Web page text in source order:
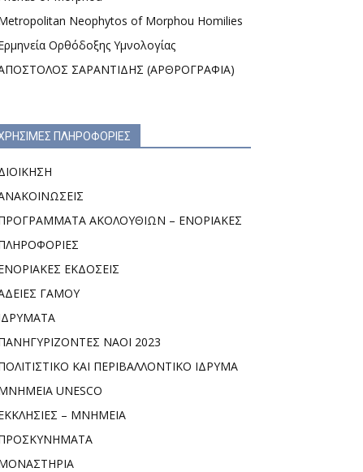
Neophytos of Morphou Homilies
Ορθόδοξης Υμνολογίας
ΣΑΡΑΝΤΙΔΗΣ (ΑΡΘΡΟΓΡΑΦΙΑ)
ΠΛΗΡΟΦΟΡΙΕΣ
ΑΚΟΛΟΥΘΙΩΝ – ΕΝΟΡΙΑΚΕΣ
ΕΚΔΟΣΕΙΣ
ΓΑΜΟΥ
ΝΑΟΙ 2023
ΚΑΙ ΠΕΡΙΒΑΛΛΟΝΤΙΚΟ ΙΔΡΥΜΑ
UNESCO
– ΜΝΗΜΕΙΑ